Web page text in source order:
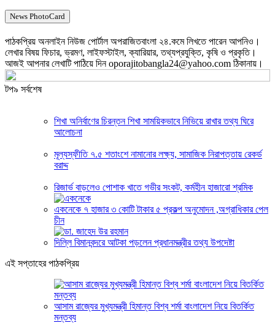
News PhotoCard
পাঠকপ্রিয় অনলাইন নিউজ পোর্টাল অপরাজিতবাংলা ২৪.কমে লিখতে পারেন আপনিও।
লেখার বিষয় ফিচার, ভ্রমণ, লাইফস্টাইল, ক্যারিয়ার, তথ্যপ্রযুক্তি, কৃষি ও প্রকৃতি।
আজই আপনার লেখাটি পাঠিয়ে দিন oporajitobangla24@yahoo.com ঠিকানায়।
টপ৯ সর্বশেষ
শিখা অনির্বাণের চিরন্তন শিখা সাময়িকভাবে নিভিয়ে রাখার তথ্য ঘিরে
আলোচনা
মূল্যস্ফীতি ৭.৫ শতাংশে নামানোর লক্ষ্য, সামাজিক নিরাপত্তায় রেকর্ড
বরাদ্দ
রিজার্ভ বাড়লেও পোশাক খাতে গভীর সংকট, কর্মহীন হাজারো শ্রমিক
একনেকে ৭ হাজার ৩ কোটি টাকার ৫ প্রকল্প অনুমোদন ,অগ্রাধিকার পেল
চীন
দিল্লি বিমানবন্দরে আটকা পড়লেন প্রধানমন্ত্রীর তথ্য উপদেষ্টা
এই সপ্তাহের পাঠকপ্রিয়
আসাম রাজ্যের মুখ্যমন্ত্রী হিমান্ত বিশ্ব শর্মা বাংলাদেশ নিয়ে বিতর্কিত
মন্তব্য